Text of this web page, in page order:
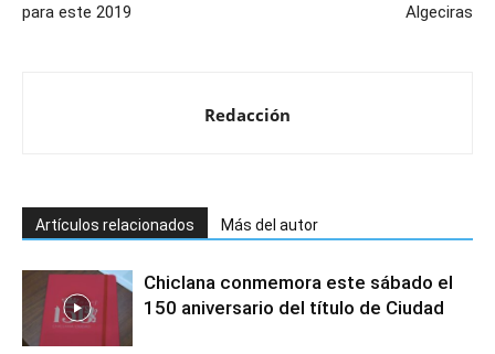
para este 2019
Algeciras
Redacción
Artículos relacionados Más del autor
Chiclana conmemora este sábado el
150 aniversario del título de Ciudad